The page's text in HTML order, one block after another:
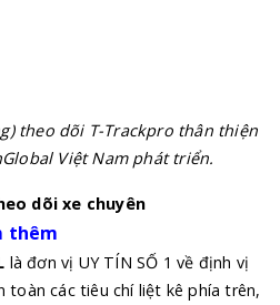
theo dõi T-Trackpro thân thiện
Việt Nam phát triển.
dõi xe chuyên
thêm
là đơn vị UY TÍN SỐ 1 về định vị
các tiêu chí liệt kê phía trên,